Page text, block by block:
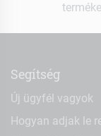
Segítség
Új ügyfél vagyok
Hogyan adjak le